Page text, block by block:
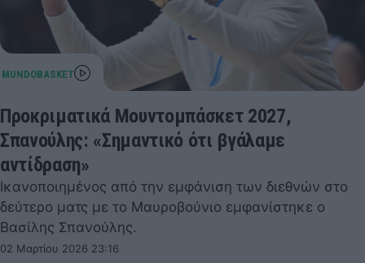
Προκριματικά Μουντομπάσκετ 2027,
Σπανούλης: «Σημαντικό ότι βγάλαμε
αντίδραση»
Ικανοποιημένος από την εμφάνιση των διεθνών στο
δεύτερο ματς με το Μαυροβούνιο εμφανίστηκε ο
Βασίλης Σπανούλης.
02 Μαρτίου 2026 23:16